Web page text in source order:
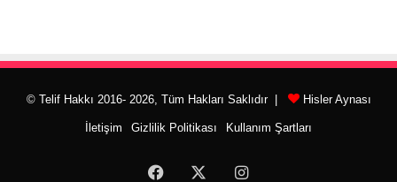
© Telif Hakkı 2016- 2026, Tüm Hakları Saklıdır | Hisler Aynası
İletişim Gizlilik Politikası Kullanım Şartları
Facebook Instagram